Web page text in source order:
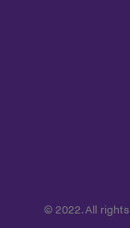
© 2022. All rights